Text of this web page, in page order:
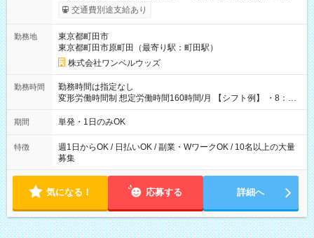
いOK！（規定あり） ┗働いたその日に現金GET♪ お仕事後はコ
ンビニATMから 日払い分を引き落とせます！ 【試用期間】試
交通費別途支給あり
勤務地
東京都町田市
東京都町田市原町田（最寄り駅：町田駅）
株式会社ワンベルウッズ
勤務時間
勤務時間は指定なし
変形労働時間制 想定労働時間160時間/月 【シフト例】 ・8：00
～21：00
期間 単発・1日のみOK
特徴
週1日からOK / 日払いOK / 副業・WワークOK / 10名以上の大量
募集
気になる！ 応募する 詳細へ